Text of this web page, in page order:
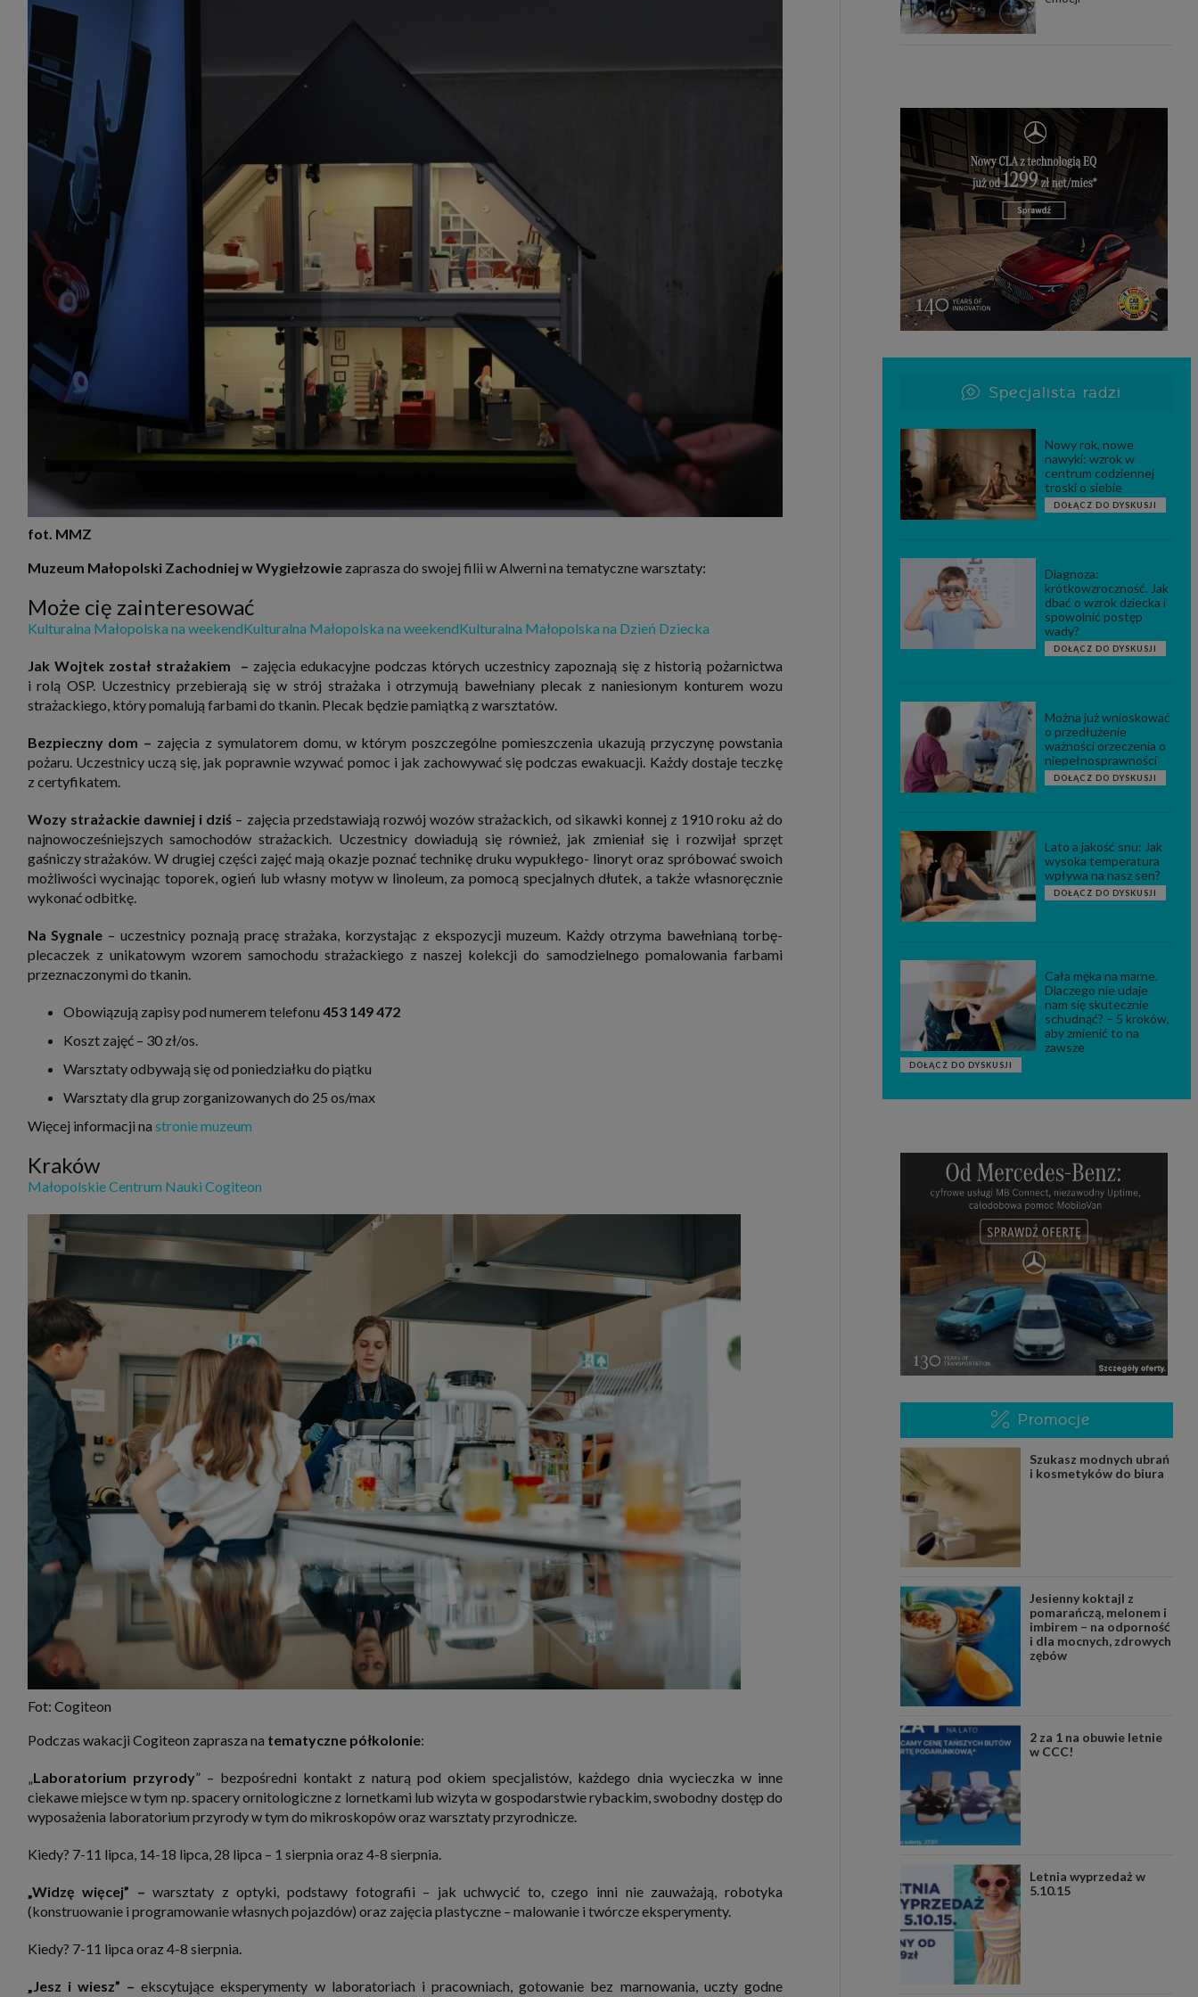
tablet, smartphone itp.), które przeglądarka wysyła do serwera przy każdorazowym wejściu na stronę z tego
urządzenia, podczas gdy odwiedzasz strony w Internecie. Szczegółową informację na temat plików cookie i ich
funkcjonowania znajdziesz
ustawienia przeglądarki, aby ograniczyć lub wyłączyć funkcjonowanie plików cookies itp. oraz jak usunąć takie
pliki z Twojego urządzenia.
Przysługują Ci następujące uprawnienia wobec Twoich danych i ich przetwarzania przez nas, inne podmioty z
Grupy SAGIER i Zaufanych Partnerów:
1. Jeśli udzieliłeś zgody na przetwarzanie danych możesz ją w każdej chwili wycofać (cofnięcie zgody oczywiście
nie uchyli zgodności z prawem przetwarzania już dokonanego na jej podstawie);
2. Masz również prawo żądania dostępu do Twoich danych osobowych, ich sprostowania, usunięcia lub
ograniczenia przetwarzania, prawo do przeniesienia danych, wyrażenia sprzeciwu wobec przetwarzania danych
oraz prawo do wniesienia skargi do organu nadzorczego, którym w Polsce jest Prezes Urzędu Ochrony Danych
Pod tym adresem znajdziesz dodatkowe informacje dotyczące przetwarzania danych i Twoich
uprawnień.
fot. MMZ
Muzeum Małopolski Zachodniej w Wygiełzowie zaprasza do swojej filii w Alwerni na tematyczne warsztaty:
Może cię zainteresować
Kulturalna Małopolska na weekendKulturalna Małopolska na weekendKulturalna Małopolska na Dzień Dziecka
Jak Wojtek został strażakiem – zajęcia edukacyjne podczas których uczestnicy zapoznają się z historią pożarnictwa
i rolą OSP. Uczestnicy przebierają się w strój strażaka i otrzymują bawełniany plecak z naniesionym konturem wozu
strażackiego, który pomalują farbami do tkanin. Plecak będzie pamiątką z warsztatów.
Bezpieczny dom – zajęcia z symulatorem domu, w którym poszczególne pomieszczenia ukazują przyczynę powstania
pożaru. Uczestnicy uczą się, jak poprawnie wzywać pomoc i jak zachowywać się podczas ewakuacji. Każdy dostaje teczkę
z certyfikatem.
Wozy strażackie dawniej i dziś – zajęcia przedstawiają rozwój wozów strażackich, od sikawki konnej z 1910 roku aż do
najnowocześniejszych samochodów strażackich. Uczestnicy dowiadują się również, jak zmieniał się i rozwijał sprzęt
gaśniczy strażaków. W drugiej części zajęć mają okazje poznać technikę druku wypukłego- linoryt oraz spróbować swoich
możliwości wycinając toporek, ogień lub własny motyw w linoleum, za pomocą specjalnych dłutek, a także własnoręcznie
wykonać odbitkę.
Na Sygnale – uczestnicy poznają pracę strażaka, korzystając z ekspozycji muzeum. Każdy otrzyma bawełnianą torbę-
plecaczek z unikatowym wzorem samochodu strażackiego z naszej kolekcji do samodzielnego pomalowania farbami
przeznaczonymi do tkanin.
Obowiązują zapisy pod numerem telefonu 453 149 472
Koszt zajęć – 30 zł/os.
Warsztaty odbywają się od poniedziałku do piątku
Warsztaty dla grup zorganizowanych do 25 os/max
Więcej informacji na stronie muzeum
Kraków
Małopolskie Centrum Nauki Cogiteon
Fot: Cogiteon
Podczas wakacji Cogiteon zaprasza na tematyczne półkolonie:
„Laboratorium przyrody” – bezpośredni kontakt z naturą pod okiem specjalistów, każdego dnia wycieczka w inne
ciekawe miejsce w tym np. spacery ornitologiczne z lornetkami lub wizyta w gospodarstwie rybackim, swobodny dostęp do
wyposażenia laboratorium przyrody w tym do mikroskopów oraz warsztaty przyrodnicze.
Kiedy? 7-11 lipca, 14-18 lipca, 28 lipca – 1 sierpnia oraz 4-8 sierpnia.
„Widzę więcej” –warsztaty z optyki, podstawy fotografii – jak uchwycić to, czego inni nie zauważają, robotyka
(konstruowanie i programowanie własnych pojazdów) oraz zajęcia plastyczne – malowanie i twórcze eksperymenty.
Kiedy? 7-11 lipca oraz 4-8 sierpnia.
„Jesz i wiesz” –ekscytujące eksperymenty w laboratoriach i pracowniach, gotowanie bez marnowania, uczty godne
Specjalista radzi
Nowy rok, nowe
nawyki: wzrok w
centrum codziennej
troski o siebie
DOŁĄCZ DO DYSKUSJI
Diagnoza:
krótkowzroczność. Jak
dbać o wzrok dziecka i
spowolnić postęp
wady?
DOŁĄCZ DO DYSKUSJI
Można już wnioskować
o przedłużenie
ważności orzeczenia o
niepełnosprawności
DOŁĄCZ DO DYSKUSJI
Lato a jakość snu: Jak
wysoka temperatura
wpływa na nasz sen?
DOŁĄCZ DO DYSKUSJI
Cała męka na marne.
Dlaczego nie udaje
nam się skutecznie
schudnąć? – 5 kroków,
aby zmienić to na
zawsze
DOŁĄCZ DO DYSKUSJI
Promocje
Szukasz modnych ubrań
i kosmetyków do biura
Jesienny koktajl z
pomarańczą, melonem i
imbirem – na odporność
i dla mocnych, zdrowych
zębów
2 za 1 na obuwie letnie
w CCC!
Letnia wyprzedaż w
5.10.15